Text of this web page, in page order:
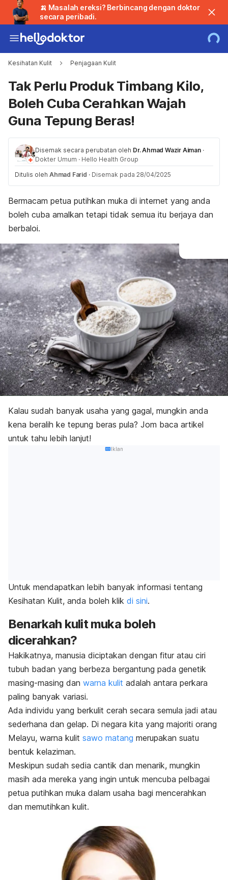
🍌 Masalah ereksi? Berbincang dengan doktor
secara peribadi.
Kesihatan Kulit Penjagaan Kulit
Tak Perlu Produk Timbang Kilo,
Boleh Cuba Cerahkan Wajah
Guna Tepung Beras!
Disemak secara perubatan oleh Dr. Ahmad Wazir Aiman ·
Dokter Umum · Hello Health Group
Ditulis oleh Ahmad Farid · Disemak pada 28/04/2025
Bermacam petua putihkan muka di internet yang anda
boleh cuba amalkan tetapi tidak semua itu berjaya dan
berbaloi.
Kalau sudah banyak usaha yang gagal, mungkin anda
kena beralih ke tepung beras pula? Jom baca artikel
untuk tahu lebih lanjut!
Iklan
Untuk mendapatkan lebih banyak informasi tentang
Kesihatan Kulit, anda boleh klik di sini.
Benarkah kulit muka boleh
dicerahkan?
Hakikatnya, manusia diciptakan dengan fitur atau ciri
tubuh badan yang berbeza bergantung pada genetik
masing-masing dan warna kulit adalah antara perkara
paling banyak variasi.
Ada individu yang berkulit cerah secara semula jadi atau
sederhana dan gelap. Di negara kita yang majoriti orang
Melayu, warna kulit sawo matang merupakan suatu
bentuk kelaziman.
Meskipun sudah sedia cantik dan menarik, mungkin
masih ada mereka yang ingin untuk mencuba pelbagai
petua putihkan muka dalam usaha bagi mencerahkan
dan memutihkan kulit.